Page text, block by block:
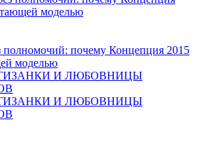
полномочий: почему Концепция 2015
моделью